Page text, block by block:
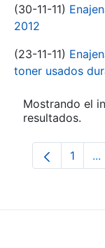
(30-11-11)
2012
(23-11-11)
toner usados
Mostrando el
resultados.
Página
1 ...